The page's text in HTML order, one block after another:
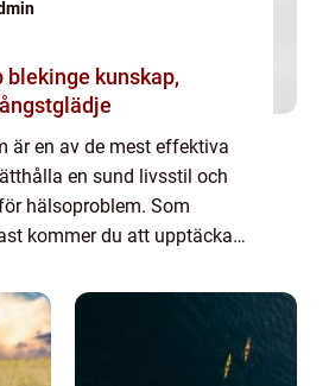
kunskap,
är en av de mest effektiva
en sund livsstil och
hälsoproblem. Som
kommer du att upptäcka